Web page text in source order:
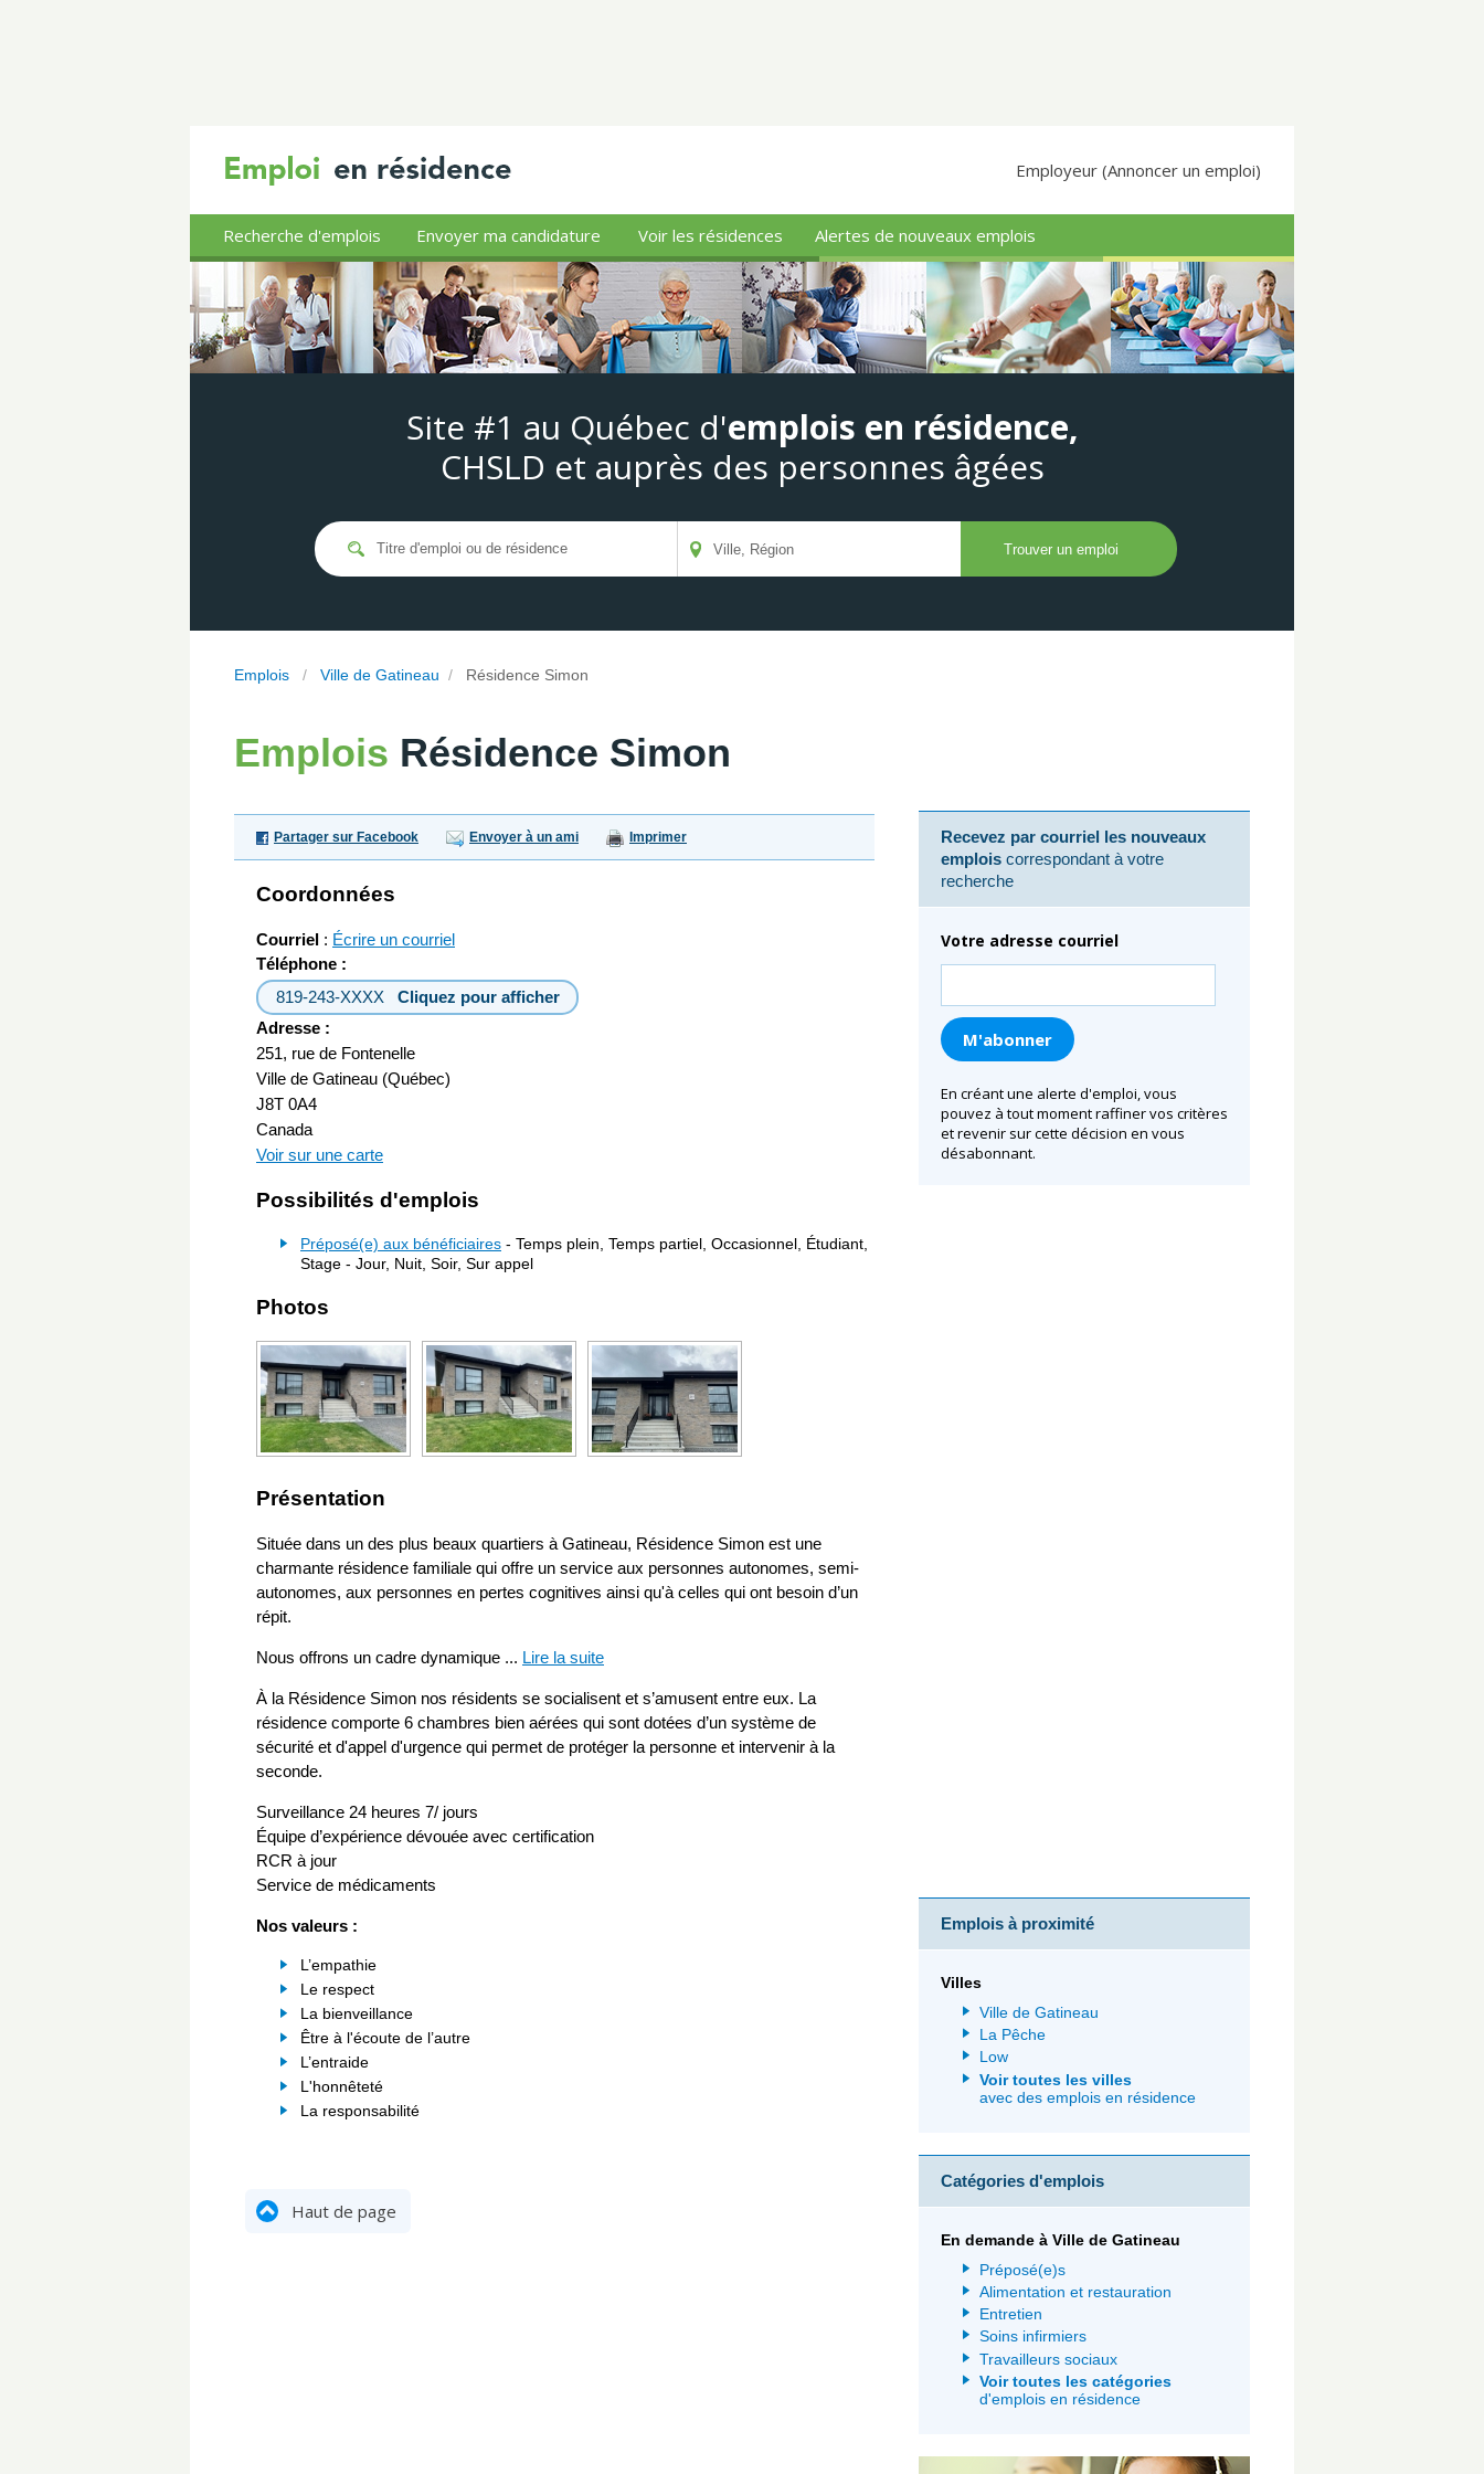
Employeur (Annoncer un emploi)
Recherche d'emplois Envoyer ma candidature Voir les résidences Alertes de nouveaux emplois
Site #1 au Québec d'emplois en résidence,
CHSLD et auprès des personnes âgées
Emplois / Ville de Gatineau / Résidence Simon
Emplois Résidence Simon
Partager sur Facebook Envoyer à un ami Imprimer
Coordonnées
Courriel : Écrire un courriel
Téléphone :
819-243-XXXX Cliquez pour afficher
Adresse :
251, rue de Fontenelle
Ville de Gatineau (Québec)
J8T 0A4
Canada
Voir sur une carte
Possibilités d'emplois
Préposé(e) aux bénéficiaires - Temps plein, Temps partiel, Occasionnel, Étudiant,
Stage - Jour, Nuit, Soir, Sur appel
Photos
Présentation
Située dans un des plus beaux quartiers à Gatineau, Résidence Simon est une
charmante résidence familiale qui offre un service aux personnes autonomes, semi-
autonomes, aux personnes en pertes cognitives ainsi qu'à celles qui ont besoin d’un
répit.
Nous offrons un cadre dynamique ... Lire la suite
À la Résidence Simon nos résidents se socialisent et s’amusent entre eux. La
résidence comporte 6 chambres bien aérées qui sont dotées d’un système de
sécurité et d'appel d'urgence qui permet de protéger la personne et intervenir à la
seconde.
Surveillance 24 heures 7/ jours
Équipe d’expérience dévouée avec certification
RCR à jour
Service de médicaments
Nos valeurs :
L’empathie
Le respect
La bienveillance
Être à l'écoute de l’autre
L’entraide
L'honnêteté
La responsabilité
Haut de page
Recevez par courriel les nouveaux
emplois correspondant à votre
recherche
Votre adresse courriel
En créant une alerte d'emploi, vous
pouvez à tout moment raffiner vos critères
et revenir sur cette décision en vous
désabonnant.
Emplois à proximité
Villes
Ville de Gatineau
La Pêche
Low
Voir toutes les villes
avec des emplois en résidence
Catégories d'emplois
En demande à Ville de Gatineau
Préposé(e)s
Alimentation et restauration
Entretien
Soins infirmiers
Travailleurs sociaux
Voir toutes les catégories
d'emplois en résidence